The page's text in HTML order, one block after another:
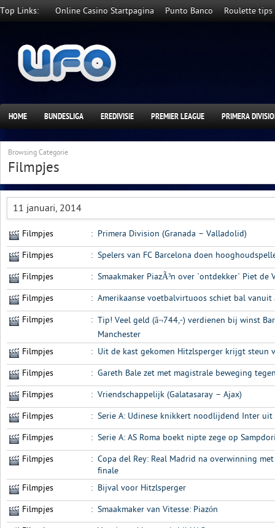
Top Links: Online Casino Startpagina Punto Banco Roulette tips
HOME BUNDESLIGA EREDIVISIE PREMIER LEAGUE PRIMERA
Browsing Categorie
Filmpjes
11 januari, 2014
Filmpjes : Primera Division (Granada – Valladolid)
Filmpjes : Spelers van FC Barcelona doen
Filmpjes : Smaakmaker PiazÃ³n over `ontdekker` Piet de
Filmpjes : Amerikaanse voetbalvirtuoos schiet bal
Filmpjes : Tip! Veel geld (â¬744,-) verdienen bij winst
Manchester
Filmpjes
: Uit de kast gekomen Hitzlsperger krijgt steun
Filmpjes : Gareth Bale zet met magistrale beweging
Filmpjes : Vriendschappelijk (Galatasaray – Ajax)
Filmpjes : Serie A: Udinese knikkert noodlijdend Inter uit
Filmpjes : Serie A: AS Roma boekt nipte zege op
Filmpjes : Copa del Rey: Real Madrid na overwinning
finale
Filmpjes
: Bijval voor Hitzlsperger
Filmpjes : Smaakmaker van Vitesse: Piazón